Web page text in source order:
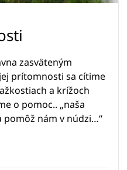
zasväteným
prítomnosti sa cítime
a krížoch
o pomoc.. „naša
pomôž nám v núdzi…“